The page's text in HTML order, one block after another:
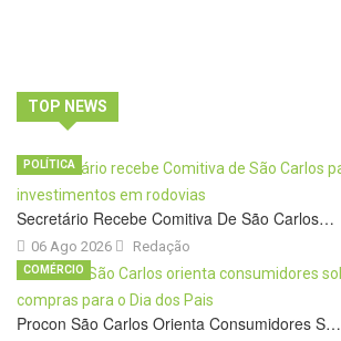
TOP NEWS
Secretário Recebe Comitiva De São Carlos…
06 Ago 2026
POLÍTICA
Redação
Procon São Carlos Orienta Consumidores S…
COMÉRCIO